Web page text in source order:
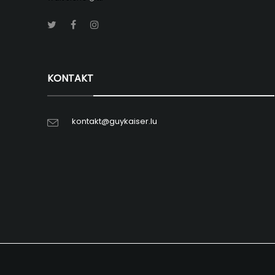
KONTAKT
kontakt@guykaiser.lu